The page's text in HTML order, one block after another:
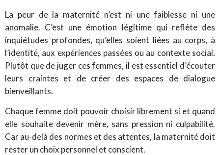
La peur de la maternité n’est ni une faiblesse ni une
anomalie. C’est une émotion légitime qui reflète des
inquiétudes profondes, qu’elles soient liées au corps, à
l’identité, aux expériences passées ou au contexte social.
Plutôt que de juger ces femmes, il est essentiel d’écouter
leurs craintes et de créer des espaces de dialogue
bienveillants.
Chaque femme doit pouvoir choisir librement si et quand
elle souhaite devenir mère, sans pression ni culpabilité.
Car au-delà des normes et des attentes, la maternité doit
rester un choix personnel et conscient.